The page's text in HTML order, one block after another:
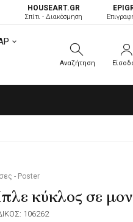
HOUSEART.GR
Σπίτι - Διακόσμηση
Αναζήτηση
- Poster
κύκλος σε
106262